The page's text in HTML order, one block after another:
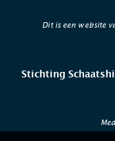
Dit is een website
Stichting